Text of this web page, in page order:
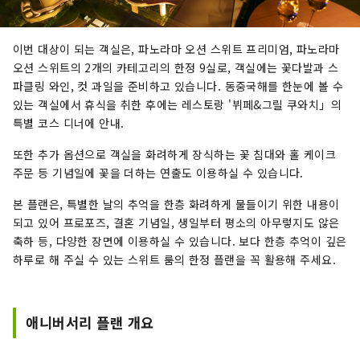
이번 대상이 되는 객실은, 파노라마 오션 스위트 프리미엄, 파노라마
오션 스위트의 2개의 카테고리의 한정 9실로, 객실에는 꽃다발과 스
파클링 와인, 컷 과일을 준비하고 있습니다. 동중국해를 한눈에 볼 수
있는 객실에서 휴식을 취한 후에는 레스토랑 '뷔페&그릴 쿠와치」의
특별 코스 디너에 안내.
또한 추가 옵션으로 객실을 화려하게 장식하는 꽃 침대와 홀 케이크
주문 등 기념일에 꽃을 더하는 연출도 이용하실 수 있습니다.
본 플랜은, 특별한 날의 추억을 한층 화려하게 물들이기 위한 내용이
되고 있어 프로포즈, 결혼 기념일, 생일부터 평소의 아무렇지도 않은
축하 등, 다양한 장면에 이용하실 수 있습니다. 보다 한층 추억이 깊은
하루로 해 주실 수 있는 스위트 룸의 한정 플랜을 꼭 활용해 주세요.
애니버서리 플랜 개요